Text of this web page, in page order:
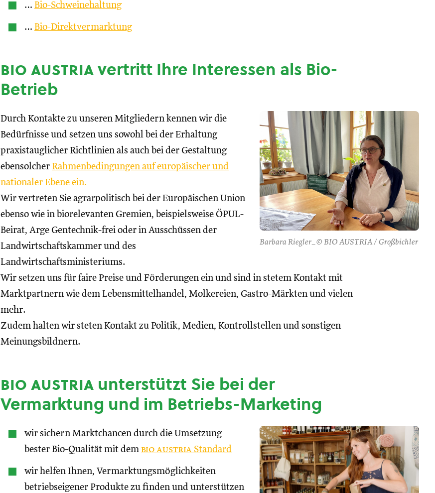
… Bio-Schweinehaltung
… Bio-Direktvermarktung
bio austriavertritt Ihre Interessen als Bio-
Betrieb
Barbara Riegler_© BIO AUSTRIA / Großbichler
Durch Kontakte zu unseren Mitgliedern kennen wir die
Bedürfnisse und setzen uns sowohl bei der Erhaltung
praxistauglicher Richtlinien als auch bei der Gestaltung
ebensolcher Rahmenbedingungen auf europäischer und
nationaler Ebene ein.
Wir vertreten Sie agrarpolitisch bei der Europäischen Union
ebenso wie in biorelevanten Gremien, beispielsweise ÖPUL-
Beirat, Arge Gentechnik-frei oder in Ausschüssen der
Landwirtschaftskammer und des
Landwirtschaftsministeriums.
Wir setzen uns für faire Preise und Förderungen ein und sind in stetem Kontakt mit
Marktpartnern wie dem Lebensmittelhandel, Molkereien, Gastro-Märkten und vielen
mehr.
Zudem halten wir steten Kontakt zu Politik, Medien, Kontrollstellen und sonstigen
Meinungsbildnern.
bio austria unterstützt Sie bei der
Vermarktung und im Betriebs-Marketing
wir sichern Marktchancen durch die Umsetzung
bester Bio-Qualität mit dem bio austria Standard
wir helfen Ihnen, Vermarktungsmöglichkeiten
betriebseigener Produkte zu finden und unterstützen